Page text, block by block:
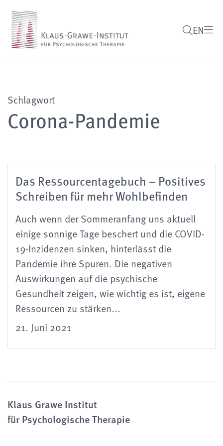
EN
Schlagwort
Corona-Pandemie
Das Ressourcentagebuch – Positives
Schreiben für mehr Wohlbefinden
Auch wenn der Sommeranfang uns aktuell
einige sonnige Tage beschert und die COVID-
19-Inzidenzen sinken, hinterlässt die
Pandemie ihre Spuren. Die negativen
Auswirkungen auf die psychische
Gesundheit zeigen, wie wichtig es ist, eigene
Ressourcen zu stärken...
21. Juni 2021
Klaus Grawe Institut
für Psychologische Therapie